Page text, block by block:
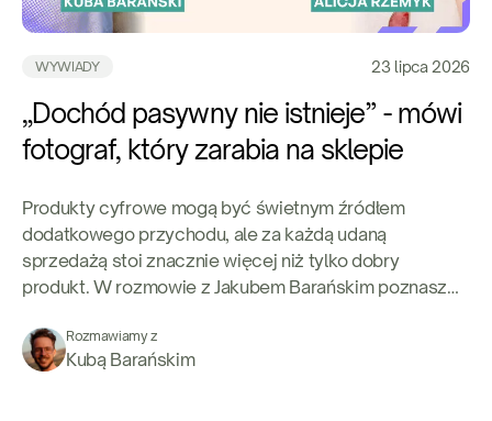
WYWIADY 23 lipca 2026
„Dochód pasywny nie istnieje” - mówi
fotograf, który zarabia na sklepie
Produkty cyfrowe mogą być świetnym źródłem
dodatkowego przychodu, ale za każdą udaną
sprzedażą stoi znacznie więcej niż tylko dobry
produkt. W rozmowie z Jakubem Barańskim poznasz
„dochód pasywny” to mit, i poznasz praktyczne
wskazówki, które pomogą Ci rozwijać własny biznes
Rozmawiamy z
Kubą Barańskim